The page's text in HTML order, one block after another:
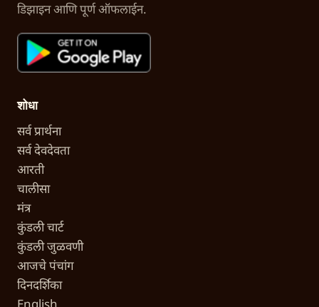
डिझाइन आणि पूर्ण ऑफलाईन.
शोधा
सर्व प्रार्थना
सर्व देवदेवता
आरती
चालीसा
मंत्र
कुंडली चार्ट
कुंडली जुळवणी
आजचे पंचांग
दिनदर्शिका